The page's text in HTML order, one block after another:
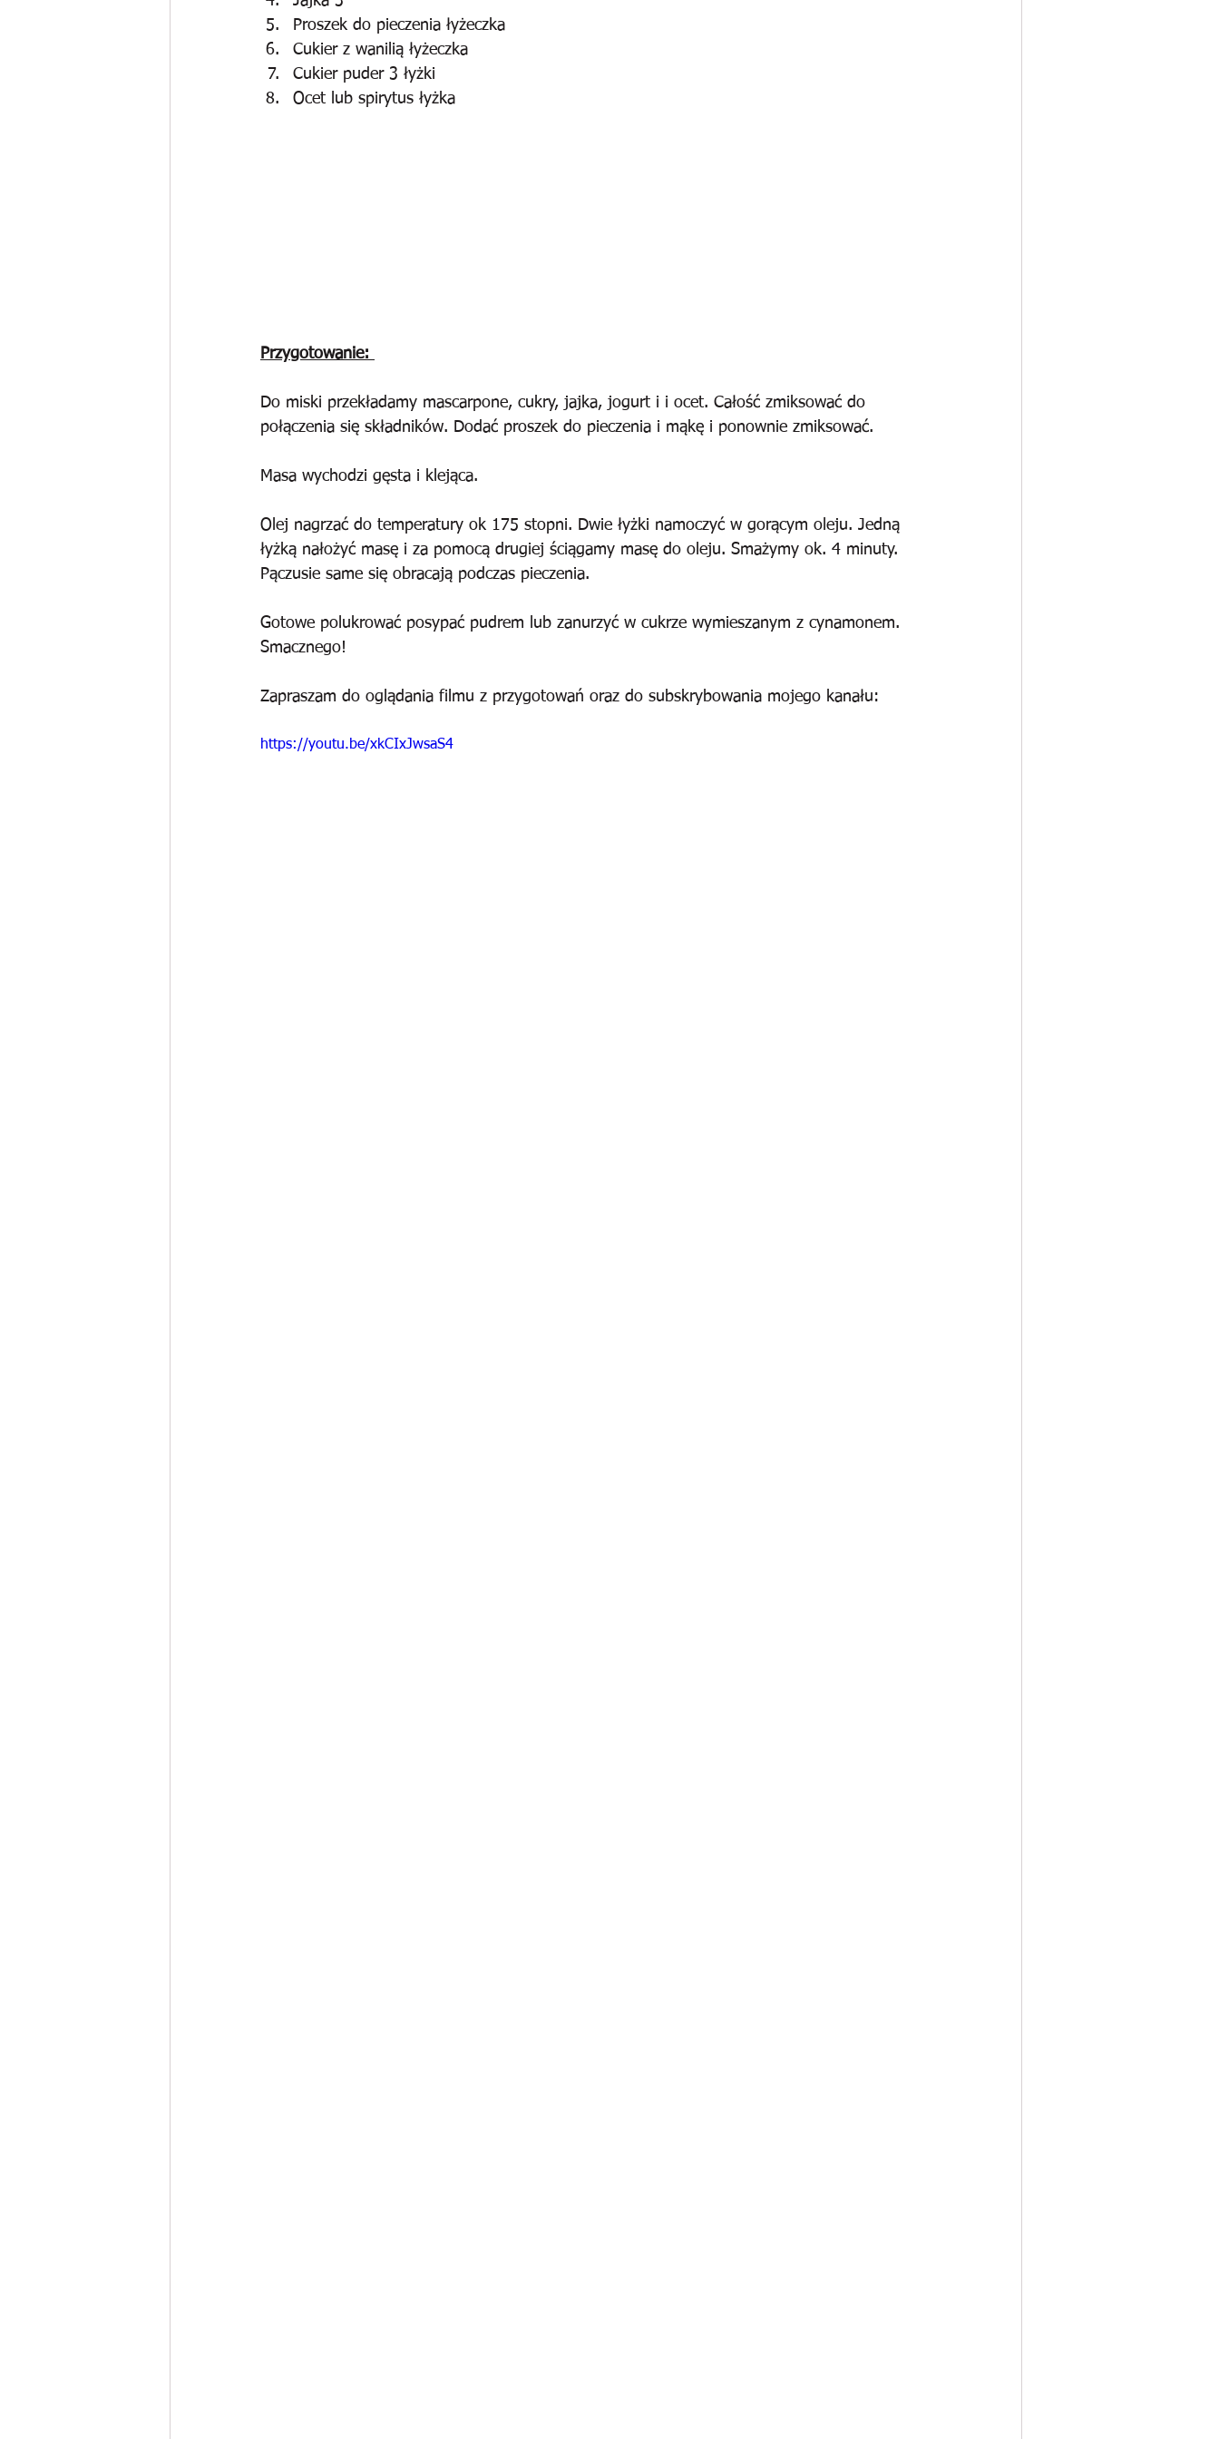
Proszek do pieczenia łyżeczka
Cukier z wanilią łyżeczka
Cukier puder 3 łyżki
Ocet lub spirytus łyżka
Przygotowanie:
Do miski przekładamy mascarpone, cukry, jajka, jogurt i i ocet. Całość zmiksować do
połączenia się składników. Dodać proszek do pieczenia i mąkę i ponownie zmiksować.
Masa wychodzi gęsta i klejąca.
Olej nagrzać do temperatury ok 175 stopni. Dwie łyżki namoczyć w gorącym oleju. Jedną
łyżką nałożyć masę i za pomocą drugiej ściągamy masę do oleju. Smażymy ok. 4 minuty.
Pączusie same się obracają podczas pieczenia.
Gotowe polukrować posypać pudrem lub zanurzyć w cukrze wymieszanym z cynamonem.
Smacznego!
Zapraszam do oglądania filmu z przygotowań oraz do subskrybowania mojego kanału:
https://youtu.be/xkCIxJwsaS4